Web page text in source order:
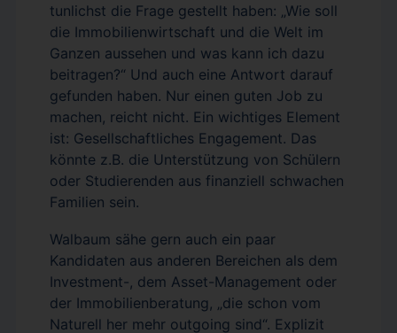
tunlichst die Frage gestellt haben: „Wie soll
die Immobilienwirtschaft und die Welt im
Ganzen aussehen und was kann ich dazu
beitragen?“ Und auch eine Antwort darauf
gefunden haben. Nur einen guten Job zu
machen, reicht nicht. Ein wichtiges Element
ist: Gesellschaftliches Engagement. Das
könnte z.B. die Unterstützung von Schülern
oder Studierenden aus finanziell schwachen
Familien sein.
Walbaum sähe gern auch ein paar
Kandidaten aus anderen Bereichen als dem
Investment-, dem Asset-Management oder
der Immobilienberatung, „die schon vom
Naturell her mehr outgoing sind“. Explizit